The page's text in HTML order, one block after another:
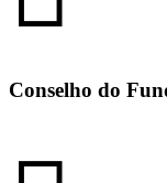
Conselho do